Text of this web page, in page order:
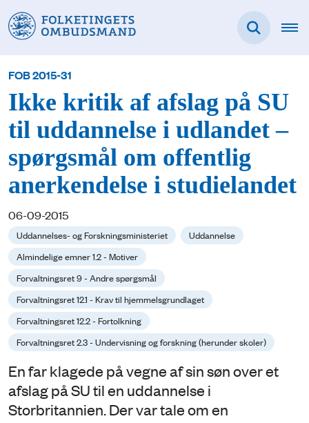
FOB 2015-31
Ikke kritik af afslag på SU
til uddannelse i udlandet –
spørgsmål om offentlig
anerkendelse i studielandet
06-09-2015
Uddannelses- og Forskningsministeriet
Uddannelse
Almindelige emner 1.2 - Motiver
Forvaltningsret 9 - Andre spørgsmål
Forvaltningsret 12.1 - Krav til hjemmelsgrundlaget
Forvaltningsret 12.2 - Fortolkning
Forvaltningsret 2.3 - Undervisning og forskning (herunder skoler)
En far klagede på vegne af sin søn over et
afslag på SU til en uddannelse i
Storbritannien. Der var tale om en